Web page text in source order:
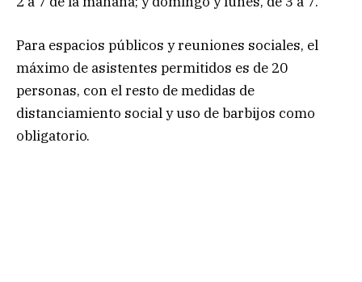
Para espacios públicos y reuniones sociales, el
máximo de asistentes permitidos es de 20
personas, con el resto de medidas de
distanciamiento social y uso de barbijos como
obligatorio.